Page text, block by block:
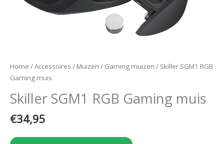
Home /Accessoires / Muizen / Gaming muizen / Skiller SGM1 RGB
Gaming muis
Skiller SGM1 RGB Gaming muis
€34,95